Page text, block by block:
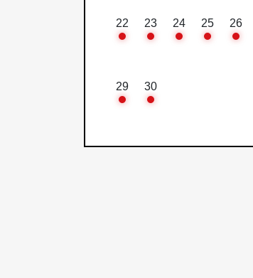
22 23 24 25 26
29 30